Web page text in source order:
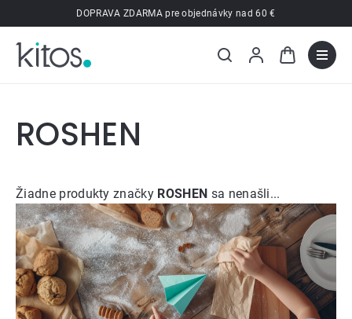
na
obsah
DOPRAVA ZDARMA pre objednávky nad 60 €
ROSHEN
Žiadne produkty značky ROSHEN sa nenašli...